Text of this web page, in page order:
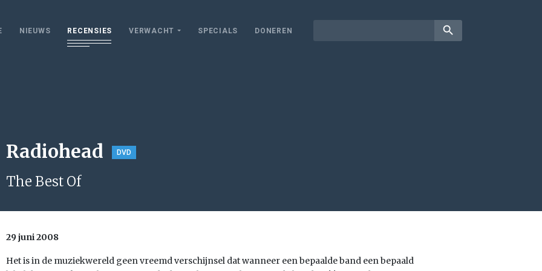
NIEUWS RECENSIES VERWACHT SPECIALS DONEREN search
Radiohead DVD
The Best Of
29 juni 2008
Het is in de muziekwereld geen vreemd verschijnsel dat wanneer een bepaalde band een bepaald